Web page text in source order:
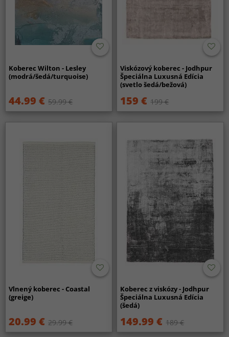
Koberec Wilton - Lesley
(modrá/šedá/turquoise)
44.99 € 59.99 €
Viskózový koberec - Jodhpur
Špeciálna Luxusná Edícia
(svetlo šedá/bežová)
159 € 199 €
Vlnený koberec - Coastal
(greige)
20.99 € 29.99 €
Koberec z viskózy - Jodhpur
Špeciálna Luxusná Edícia
(šedá)
149.99 € 189 €